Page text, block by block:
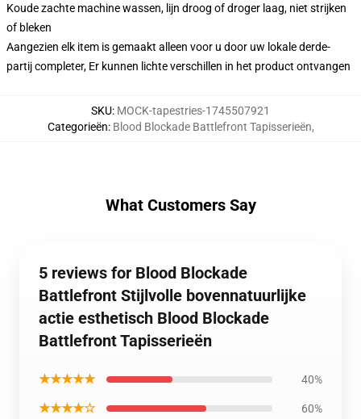
Koude zachte machine wassen, lijn droog of droger laag, niet strijken
of bleken
Aangezien elk item is gemaakt alleen voor u door uw lokale derde-
partij completer, Er kunnen lichte verschillen in het product ontvangen
SKU: MOCK-tapestries-1745507921
Categorieën: Blood Blockade Battlefront Tapisserieën,
What Customers Say
5 reviews for Blood Blockade
Battlefront Stijlvolle bovennatuurlijke
actie esthetisch Blood Blockade
Battlefront Tapisserieën
★★★★★ 40%
★★★★☆ 60%